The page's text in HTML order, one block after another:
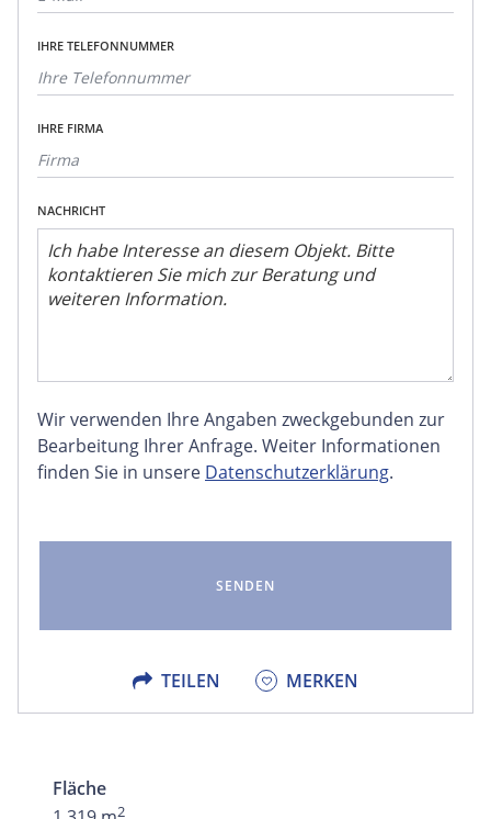
IHRE TELEFONNUMMER
IHRE FIRMA
NACHRICHT
Wir verwenden Ihre Angaben zweckgebunden zur
Bearbeitung Ihrer Anfrage. Weiter Informationen
finden Sie in unsere Datenschutzerklärung.
TEILEN
FACEBOOK
X
MERKEN
Fläche
2